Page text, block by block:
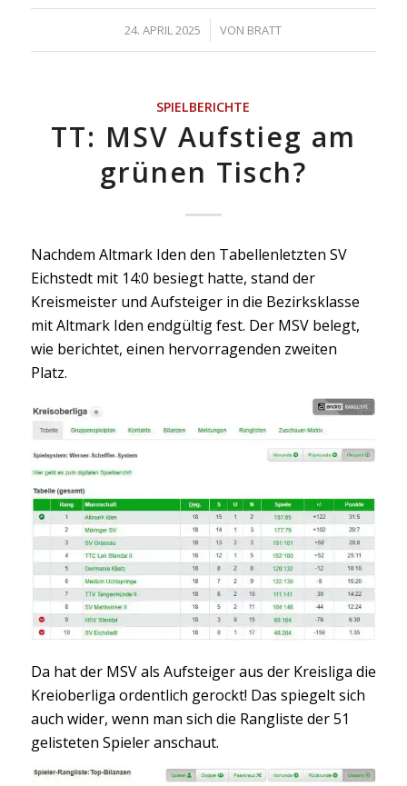
24. APRIL 2025
/ VON BRATT
SPIELBERICHTE
TT: MSV Aufstieg am
grünen Tisch?
Nachdem Altmark Iden den Tabellenletzten SV
Eichstedt mit 14:0 besiegt hatte, stand der
Kreismeister und Aufsteiger in die Bezirksklasse
mit Altmark Iden endgültig fest. Der MSV belegt,
wie berichtet, einen hervorragenden zweiten
Platz.
Da hat der MSV als Aufsteiger aus der Kreisliga die
Kreioberliga ordentlich gerockt! Das spiegelt sich
auch wider, wenn man sich die Rangliste der 51
gelisteten Spieler anschaut.